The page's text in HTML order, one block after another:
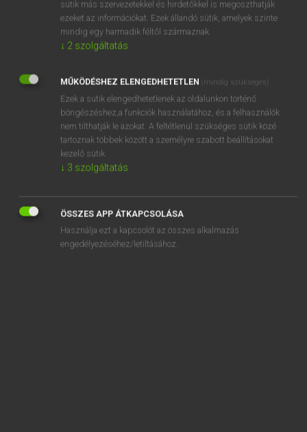
SZOTAR.NET APPLIKÁCIÓ
ONLINE NYELVVIZSGA
sütik más szervezetekkel és hirdetőkkel is megoszthatják
ezeket az információkat. Ezek állandó sütik, amelyek szinte
mindig egy harmadik féltől származnak.
↓ 2 szolgáltatás
MŰKÖDÉSHEZ ELENGEDHETETLEN (mindig szükséges)
Ezek a sütik elengedhetetlenek az oldalunkon történő
böngészéshez,a funkciók használatához, és a felhasználók
nem tilthatják le azokat. A feltétlenül szükséges sütik közé
tartoznak többek között a személyre szabott beállításokat
kezelő sütik.
↓ 3 szolgáltatás
ÖSSZES APP ÁTKAPCSOLÁSA
Használja ezt a kapcsolót az összes alkalmazás
engedélyezéséhez/letiltásához.